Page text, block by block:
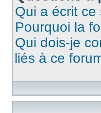
Qui a écrit
Pourquoi la
Qui dois-je
liés à ce